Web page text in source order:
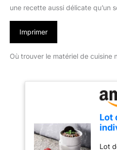
une recette aussi délicate qu’un
Imprimer
Où trouver le matériel de cuisine
Lot
Lot